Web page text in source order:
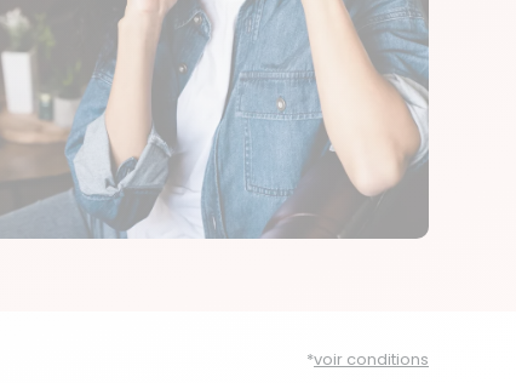
*voir conditions